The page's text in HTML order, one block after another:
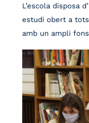
L’escola disposa
estudi obert a
amb un ampli